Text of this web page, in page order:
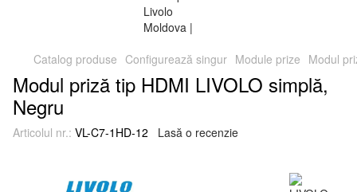
Catalog produse Configurează singur Module prize Modul
Modul priză tip HDMI LIVOLO simplă,
Negru
Articolul nr.: VL-C7-1HD-12 Lasă o recenzie